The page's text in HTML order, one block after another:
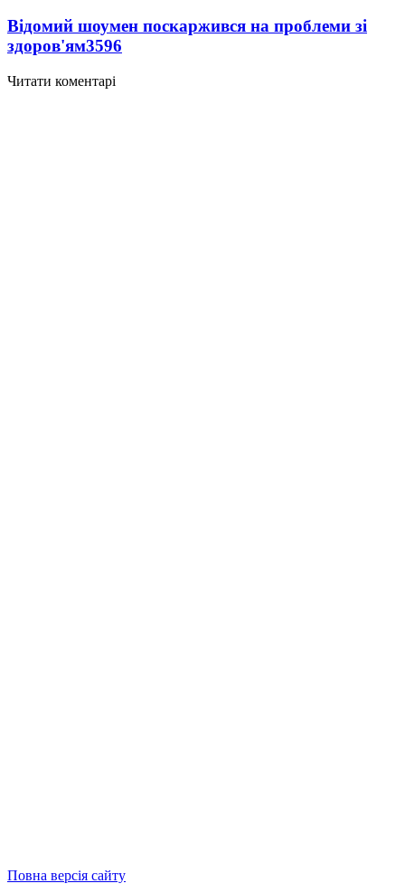
Відомий шоумен поскаржився на проблеми зі
здоров'ям3596
Читати коментарі
Повна версія сайту